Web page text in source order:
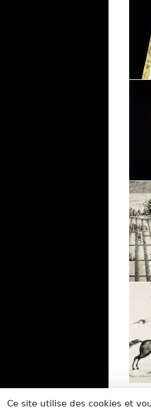
Ce site utilise des cookies et